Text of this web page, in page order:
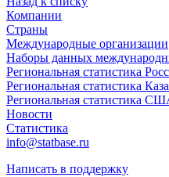
Компании
Страны
Международные организации
Наборы данных
Региональная статистика
Региональная статистика
Региональная статистика
Новости
Статистика
info@statbase.ru
Написать в поддержку